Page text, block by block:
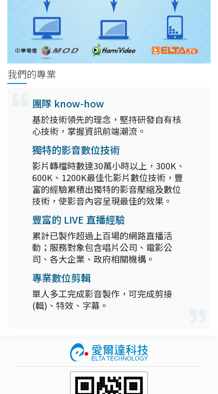
我們的專業
團隊 know-how
基於技術領先的理念，堅持研發自有核
心技術，掌握資訊前端潮流。
獨特的影音數位技術
影片轉檔時數達30萬小時以上，300K、
600K、1200K最佳化影片數位技術，豐
富的經驗累積出獨特的影音壓縮及數位
技術，使影音內容呈現最佳的效果。
豐富的 LIVE 直播經驗
累計已製作超過上百場的網路直播活
動；服務對象包含唱片公司、電影公
司、各大企業、政府相關機構。
專業數位剪輯
單人多工完成影音製作，可完成剪接
(輯)、特效、字幕。